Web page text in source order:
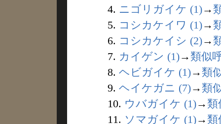
4. ニゴリガイケ (1)→
5. コシカケイワ (1)→
6. コシカケイシ (2)→
7. カイゲン (1)→ 類似
8. ヘビガイケ (1)→ 類
9. ヘイケガニ (7)→ 類
10. ウバガイケ (1)→ 類
11. ソマガイケ (1)→ 類